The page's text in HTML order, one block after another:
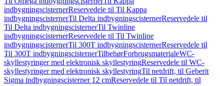
indbygningscisternerReservedele til Til Kappa
indbygningscisternerTil Delta indbygningscisternerReservedele til
Til Delta indbygningscisternerTil Twinline
indbygningscisternerReservedele til Til Twinline
indbygningscisternerTil 300T indbygningscisternerReservedele til
Til 300T indbygningscisternerTilbehørForbrugsmaterialeWC-
skyllestyringer med elektronisk skyllestyringReservedele til WC-
skyllestyringer med elektronisk skyllestyringTil netdrift, til Geberit
Sigma indbygningscisterner 12 cmReservedele til Til netdrift, til